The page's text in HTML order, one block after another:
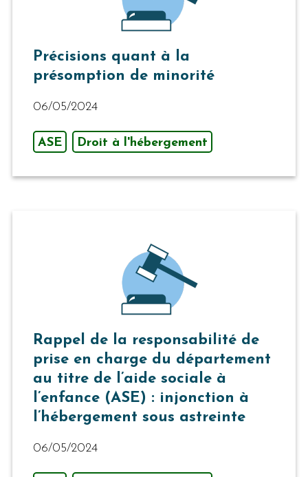
Précisions quant à la
présomption de minorité
06/05/2024
ASE Droit à l'hébergement
Rappel de la responsabilité de
prise en charge du département
au titre de l’aide sociale à
l’enfance (ASE) : injonction à
l’hébergement sous astreinte
06/05/2024